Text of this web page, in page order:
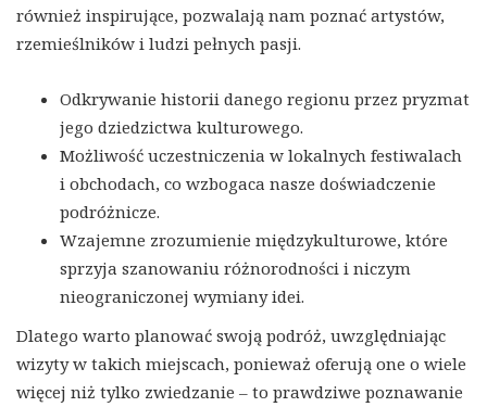
również inspirujące, pozwalają nam poznać artystów,
rzemieślników i ludzi pełnych pasji.
Odkrywanie historii danego regionu przez pryzmat
jego dziedzictwa kulturowego.
Możliwość uczestniczenia w lokalnych festiwalach
i obchodach, co wzbogaca nasze doświadczenie
podróżnicze.
Wzajemne zrozumienie międzykulturowe, które
sprzyja szanowaniu różnorodności i niczym
nieograniczonej wymiany idei.
Dlatego warto planować swoją podróż, uwzględniając
wizyty w takich miejscach, ponieważ oferują one o wiele
więcej niż tylko zwiedzanie – to prawdziwe poznawanie